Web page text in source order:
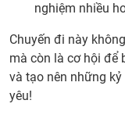
nghiệm nhiều
Chuyến đi này
mà còn là cơ hội để
và tạo nên những
yêu!